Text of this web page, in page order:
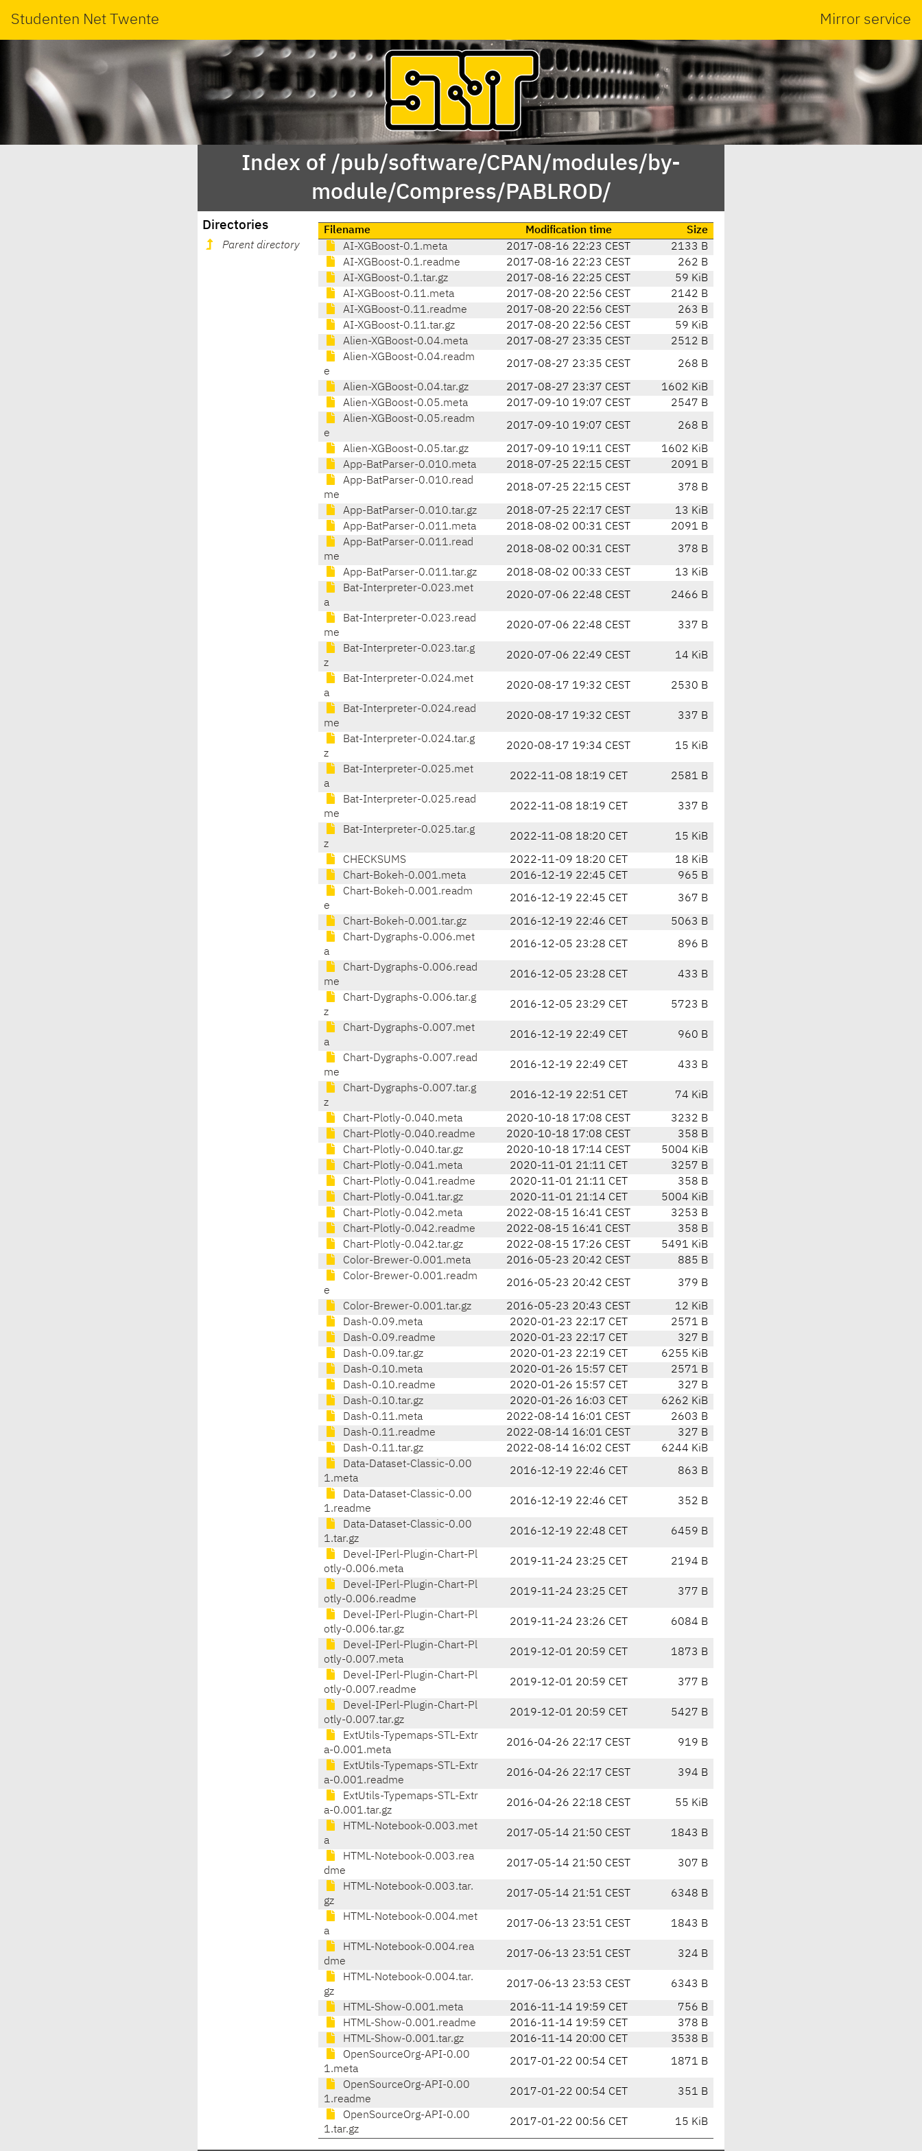
Studenten Net Twente Mirror service
Index of /pub/software/CPAN/modules/by-
module/Compress/PABLROD/
Directories
Parent directory
Filename Modification time
Size
AI-XGBoost-0.1.meta
2017-08-16 22:23 CEST
2133 B
AI-XGBoost-0.1.readme
2017-08-16 22:23 CEST
262 B
AI-XGBoost-0.1.tar.gz
2017-08-16 22:25 CEST
59 KiB
AI-XGBoost-0.11.meta
2017-08-20 22:56 CEST
2142 B
AI-XGBoost-0.11.readme
2017-08-20 22:56 CEST
263 B
AI-XGBoost-0.11.tar.gz
2017-08-20 22:56 CEST
59 KiB
Alien-XGBoost-0.04.meta
2017-08-27 23:35 CEST
2512 B
Alien-XGBoost-0.04.readm
e
2017-08-27 23:35 CEST 268 B
Alien-XGBoost-0.04.tar.gz 2017-08-27 23:37 CEST
1602 KiB
Alien-XGBoost-0.05.meta
2017-09-10 19:07 CEST
2547 B
Alien-XGBoost-0.05.readm
e
2017-09-10 19:07 CEST 268 B
Alien-XGBoost-0.05.tar.gz 2017-09-10 19:11 CEST
1602 KiB
App-BatParser-0.010.meta
2018-07-25 22:15 CEST
2091 B
App-BatParser-0.010.read
me
2018-07-25 22:15 CEST 378 B
App-BatParser-0.010.tar.gz 2018-07-25 22:17 CEST
13 KiB
App-BatParser-0.011.meta
2018-08-02 00:31 CEST
2091 B
App-BatParser-0.011.read
me
2018-08-02 00:31 CEST 378 B
App-BatParser-0.011.tar.gz 2018-08-02 00:33 CEST
13 KiB
Bat-Interpreter-0.023.met
a
2020-07-06 22:48 CEST 2466 B
Bat-Interpreter-0.023.read
me
2020-07-06 22:48 CEST 337 B
Bat-Interpreter-0.023.tar.g
z
2020-07-06 22:49 CEST 14 KiB
Bat-Interpreter-0.024.met
a
2020-08-17 19:32 CEST 2530 B
Bat-Interpreter-0.024.read
me
2020-08-17 19:32 CEST 337 B
Bat-Interpreter-0.024.tar.g
z
2020-08-17 19:34 CEST 15 KiB
Bat-Interpreter-0.025.met
a
2022-11-08 18:19 CET 2581 B
Bat-Interpreter-0.025.read
me
2022-11-08 18:19 CET 337 B
Bat-Interpreter-0.025.tar.g
z
2022-11-08 18:20 CET 15 KiB
CHECKSUMS 2022-11-09 18:20 CET
18 KiB
Chart-Bokeh-0.001.meta
2016-12-19 22:45 CET
965 B
Chart-Bokeh-0.001.readm
e
2016-12-19 22:45 CET 367 B
Chart-Bokeh-0.001.tar.gz 2016-12-19 22:46 CET
5063 B
Chart-Dygraphs-0.006.met
a
2016-12-05 23:28 CET 896 B
Chart-Dygraphs-0.006.read
me
2016-12-05 23:28 CET 433 B
Chart-Dygraphs-0.006.tar.g
z
2016-12-05 23:29 CET 5723 B
Chart-Dygraphs-0.007.met
a
2016-12-19 22:49 CET 960 B
Chart-Dygraphs-0.007.read
me
2016-12-19 22:49 CET 433 B
Chart-Dygraphs-0.007.tar.g
z
2016-12-19 22:51 CET 74 KiB
Chart-Plotly-0.040.meta 2020-10-18 17:08 CEST
3232 B
Chart-Plotly-0.040.readme
2020-10-18 17:08 CEST
358 B
Chart-Plotly-0.040.tar.gz
2020-10-18 17:14 CEST
5004 KiB
Chart-Plotly-0.041.meta
2020-11-01 21:11 CET
3257 B
Chart-Plotly-0.041.readme
2020-11-01 21:11 CET
358 B
Chart-Plotly-0.041.tar.gz
2020-11-01 21:14 CET
5004 KiB
Chart-Plotly-0.042.meta
2022-08-15 16:41 CEST
3253 B
Chart-Plotly-0.042.readme
2022-08-15 16:41 CEST
358 B
Chart-Plotly-0.042.tar.gz
2022-08-15 17:26 CEST
5491 KiB
Color-Brewer-0.001.meta
2016-05-23 20:42 CEST
885 B
Color-Brewer-0.001.readm
e
2016-05-23 20:42 CEST 379 B
Color-Brewer-0.001.tar.gz 2016-05-23 20:43 CEST
12 KiB
Dash-0.09.meta
2020-01-23 22:17 CET
2571 B
Dash-0.09.readme
2020-01-23 22:17 CET
327 B
Dash-0.09.tar.gz
2020-01-23 22:19 CET
6255 KiB
Dash-0.10.meta
2020-01-26 15:57 CET
2571 B
Dash-0.10.readme
2020-01-26 15:57 CET
327 B
Dash-0.10.tar.gz
2020-01-26 16:03 CET
6262 KiB
Dash-0.11.meta
2022-08-14 16:01 CEST
2603 B
Dash-0.11.readme
2022-08-14 16:01 CEST
327 B
Dash-0.11.tar.gz
2022-08-14 16:02 CEST
6244 KiB
Data-Dataset-Classic-0.00
1.meta
2016-12-19 22:46 CET 863 B
Data-Dataset-Classic-0.00
1.readme
2016-12-19 22:46 CET 352 B
Data-Dataset-Classic-0.00
1.tar.gz
2016-12-19 22:48 CET 6459 B
Devel-IPerl-Plugin-Chart-Pl
otly-0.006.meta
2019-11-24 23:25 CET 2194 B
Devel-IPerl-Plugin-Chart-Pl
otly-0.006.readme
2019-11-24 23:25 CET 377 B
Devel-IPerl-Plugin-Chart-Pl
otly-0.006.tar.gz
2019-11-24 23:26 CET 6084 B
Devel-IPerl-Plugin-Chart-Pl
otly-0.007.meta
2019-12-01 20:59 CET 1873 B
Devel-IPerl-Plugin-Chart-Pl
otly-0.007.readme
2019-12-01 20:59 CET 377 B
Devel-IPerl-Plugin-Chart-Pl
otly-0.007.tar.gz
2019-12-01 20:59 CET 5427 B
ExtUtils-Typemaps-STL-Extr
a-0.001.meta
2016-04-26 22:17 CEST 919 B
ExtUtils-Typemaps-STL-Extr
a-0.001.readme
2016-04-26 22:17 CEST 394 B
ExtUtils-Typemaps-STL-Extr
a-0.001.tar.gz
2016-04-26 22:18 CEST 55 KiB
HTML-Notebook-0.003.met
a
2017-05-14 21:50 CEST 1843 B
HTML-Notebook-0.003.rea
dme
2017-05-14 21:50 CEST 307 B
HTML-Notebook-0.003.tar.
gz
2017-05-14 21:51 CEST 6348 B
HTML-Notebook-0.004.met
a
2017-06-13 23:51 CEST 1843 B
HTML-Notebook-0.004.rea
dme
2017-06-13 23:51 CEST 324 B
HTML-Notebook-0.004.tar.
gz
2017-06-13 23:53 CEST 6343 B
HTML-Show-0.001.meta 2016-11-14 19:59 CET
756 B
HTML-Show-0.001.readme
2016-11-14 19:59 CET
378 B
HTML-Show-0.001.tar.gz
2016-11-14 20:00 CET
3538 B
OpenSourceOrg-API-0.00
1.meta
2017-01-22 00:54 CET 1871 B
OpenSourceOrg-API-0.00
1.readme
2017-01-22 00:54 CET 351 B
OpenSourceOrg-API-0.00
1.tar.gz
2017-01-22 00:56 CET 15 KiB